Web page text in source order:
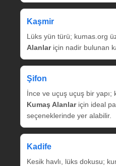
Kaşmir
Lüks yün türü; kumas.org
Alanlariçin nadir bulunan
Şifon
İnce ve uçuş uçuş bir yapı;
Kumaş Alanlariçin ideal
seçeneklerinde yer alabilir.
Kadife
Kesik havlı, lüks dokusu;